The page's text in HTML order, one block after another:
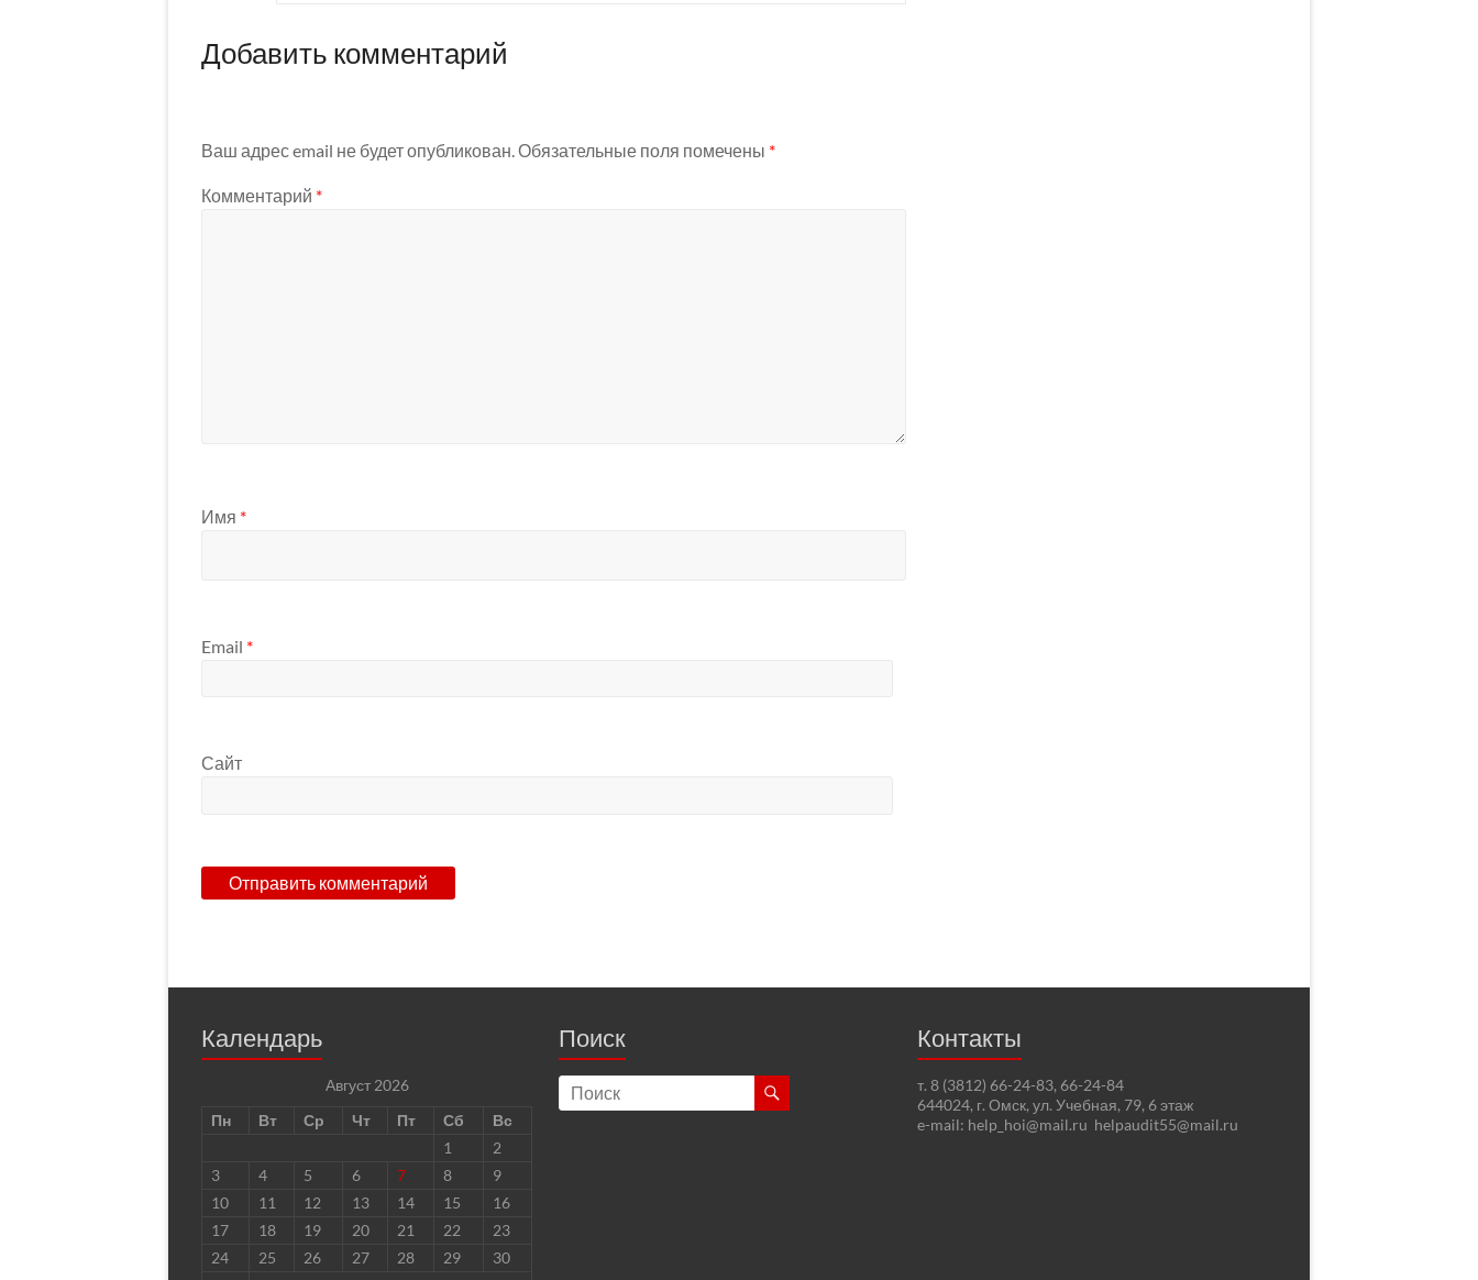
Добавить комментарий
Ваш адрес email не будет опубликован. Обязательные поля помечены *
Комментарий *
Имя *
Email *
Сайт
Календарь
Август 2026
Пн
Вт Ср Чт Пт Сб
Вс
1
2
3
4 5 6 7 8
9
10
11 12 13 14 15
16
17
18 19 20 21 22
23
24
25 26 27 28 29
30
Поиск Контакты
т. 8 (3812) 66-24-83, 66-24-84
644024, г. Омск, ул. Учебная, 79, 6 этаж
e-mail: help_hoi@mail.ru helpaudit55@mail.ru